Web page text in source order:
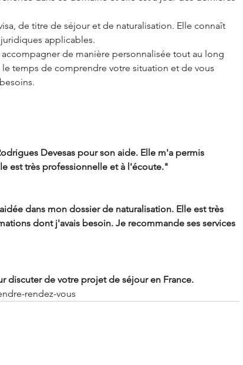
de titre de séjour et de naturalisation. Elle connaît
applicables.
de manière personnalisée tout au long
temps de comprendre votre situation et de vous
Devesas pour son aide. Elle m'a permis
est très professionnelle et à l'écoute."
dans mon dossier de naturalisation. Elle est très
dont j'avais besoin. Je recommande ses services
discuter de votre projet de séjour en France.
rendez-vous